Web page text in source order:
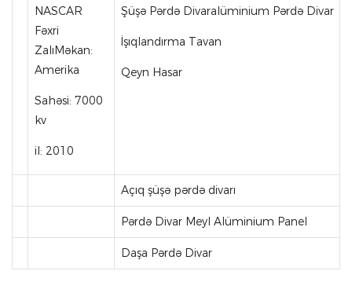
NASCAR
Fəxri
ZalıMəkan:
Amerika
Sahəsi: 7000
kv
il: 2010
Şüşə Pərdə Divaralüminium Pərdə Divar
İşıqlandırma Tavan
Qeyn Hasar
Açıq şüşə pərdə divarı
Pərdə Divar Meyl Alüminium Panel
Daşa Pərdə Divar